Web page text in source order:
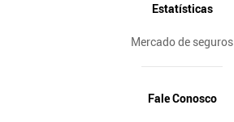
Estatísticas
Mercado de seguros
Fale Conosco